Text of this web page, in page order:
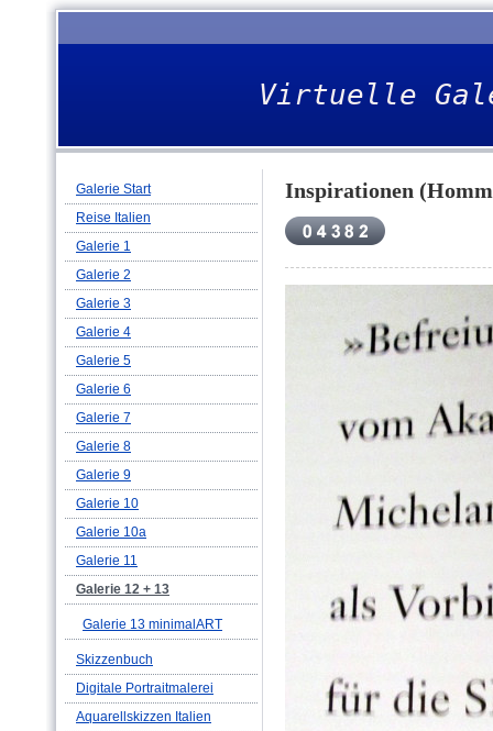
Virtuelle
Galerie Start
Reise Italien
Galerie 1
Galerie 2
Galerie 3
Galerie 4
Galerie 5
Galerie 6
Galerie 7
Galerie 8
Galerie 9
Galerie 10
Galerie 10a
Galerie 11
Galerie 12 + 13
Galerie 13 minimalART
Skizzenbuch
Digitale Portraitmalerei
Aquarellskizzen Italien
Inspirationen